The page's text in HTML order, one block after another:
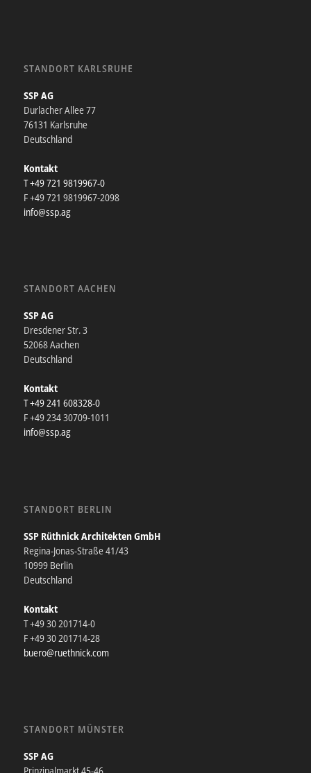
STANDORT KARLSRUHE
SSP AG
Durlacher Allee 77
76131 Karlsruhe
Deutschland
Kontakt
T +49 721 9819967-0
F +49 721 9819967-2098
info@ssp.ag
STANDORT AACHEN
SSP AG
Dresdener Str. 3
52068 Aachen
Deutschland
Kontakt
T +49 241 608328-0
F +49 234 30709-1011
info@ssp.ag
STANDORT BERLIN
SSP Rüthnick Architekten GmbH
Regina-Jonas-Straße 41/43
10999 Berlin
Deutschland
Kontakt
T +49 30 201714-0
F +49 30 201714-28
buero@ruethnick.com
STANDORT MÜNSTER
SSP AG